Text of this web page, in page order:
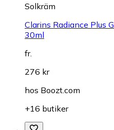
Solkräm
Clarins Radiance Plus
30ml
fr.
276 kr
hos Boozt.com
+16 butiker